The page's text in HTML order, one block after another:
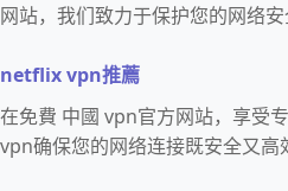
网站，我们致力于保护您的网络安
netflix vpn推薦
在免費 中國 vpn官方网站，享受
vpn确保您的网络连接既安全又高